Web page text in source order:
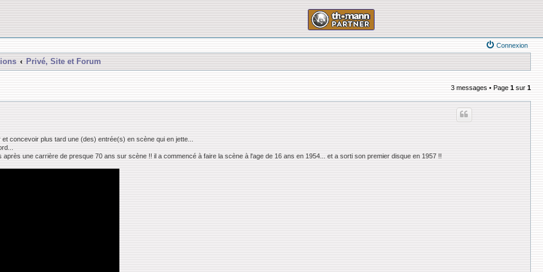
Connexion
Privé, Site et Forum
3 messages • Page 1 sur 1
concevoir plus tard une (des) entrée(s) en scène qui en jette...
une carrière de presque 70 ans sur scène !! il a commencé à faire la scène à l'age de 16 ans en 1954... et a sorti son premier disque en 1957 !!